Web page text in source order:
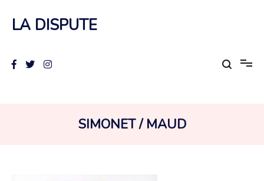
contenu
LA DISPUTE
AUTEUR :
SIMONET / MAUD